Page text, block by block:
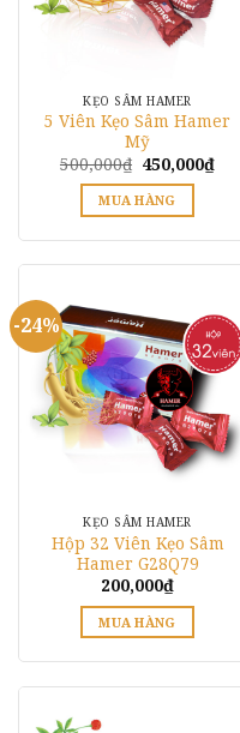
KẸO SÂM HAMER
5 Viên Kẹo Sâm Hamer
Mỹ
500,000₫ Giá
gốc
là:
500,000₫.
450,000₫Giá
hiện
MUA HÀNG
-24%
KẸO SÂM HAMER
Hộp 32 Viên Kẹo Sâm
Hamer G28Q79
200,000₫
MUA HÀNG